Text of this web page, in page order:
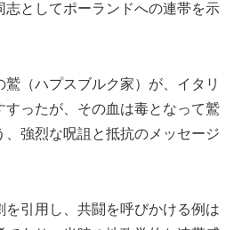
志としてポーランドへの連帯を示
（ハプスブルク家）が、イタリ
すったが、その血は毒となって鷲
、強烈な呪詛と抵抗のメッセージ
を引用し、共闘を呼びかける例は